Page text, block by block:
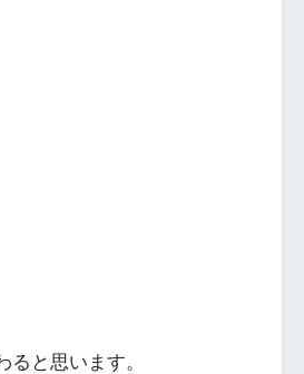
と思います。